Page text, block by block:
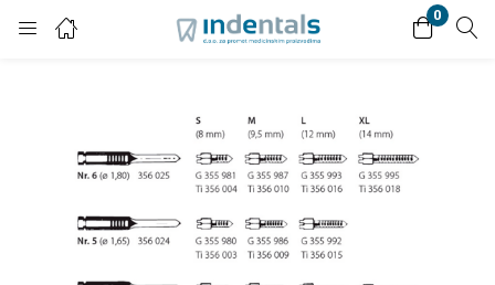
0
Login
Enter your username and password to login.